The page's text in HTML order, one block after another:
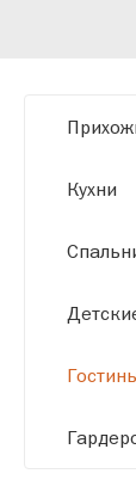
Кухни